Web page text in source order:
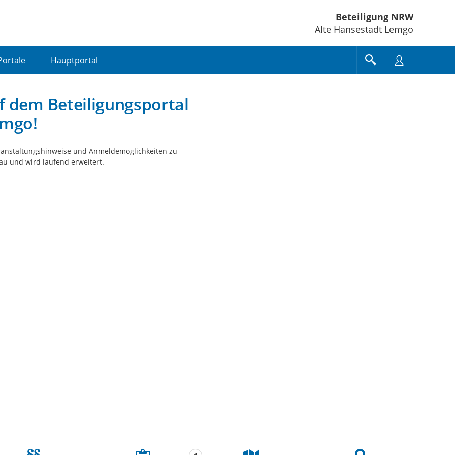
Beteiligung NRW
Alte Hansestadt Lemgo
Hauptportal
dem Beteiligungsportal
und Anmeldemöglichkeiten zu
und wird laufend erweitert.